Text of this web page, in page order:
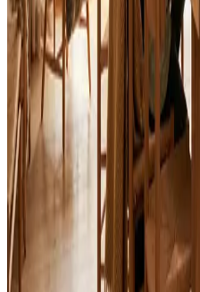
Svar inden 24 timer